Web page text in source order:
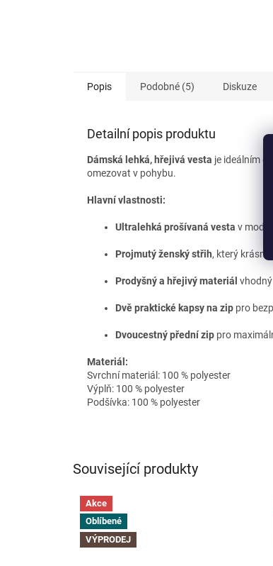
Související produkty
Akce
Oblíbené
VÝPRODEJ
Popis Podobné (5) Diskuze
Detailní popis produktu
Dámská lehká, hřejivá vesta je ideálním
omezovat v pohybu.
Hlavní vlastnosti:
Ultralehká prošívaná vesta v
Projmutý ženský střih, který krásně
Prodyšný a hřejivý materiál
Dvě praktické kapsy na zip pro
Dvou­cestný přední zip pro
Materiál:
Svrchní materiál: 100 % polyester
Výplň: 100 % polyester
Podšívka: 100 % polyester